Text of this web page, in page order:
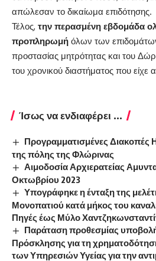
απώλεσαν το δικαίωμα επιδότησης.
Τέλος, την περασμένη εβδομάδα
προπληρωμή όλων των
προστασίας μητρότητας και του
του χρονικού διαστήματος που είχε
Ίσως να ενδιαφέρει ...
Προγραμματισμένες Διακοπές
της πόλης της Φλώρινας
Αιμοδοσία Αρχιερατείας
Οκτωβρίου 2023
Υπογράφηκε η ένταξη της
Μονοπατιού κατά μήκος του
Πηγές έως Μύλο
Παράταση προθεσμίας
Πρόσκλησης για τη
των Υπηρεσιών Υγείας για την